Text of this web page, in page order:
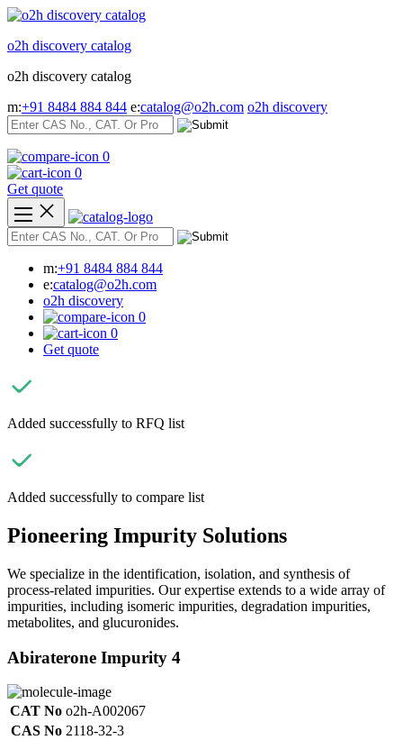
Skip
content
o2h discovery catalog
o2h discovery catalog
m:+91 8484 884 844 e:catalog@o2h.com o2h discovery
0
0
Get quote
m:+91 8484 884 844
e:catalog@o2h.com
o2h discovery
0
0
Get quote
Added successfully to RFQ list
Added successfully to compare list
Pioneering Impurity Solutions
We specialize in the identification, isolation, and synthesis of
process-related impurities. Our expertise extends to a wide array of
impurities, including isomeric impurities, degradation impurities,
metabolites, and glucuronides.
Abiraterone Impurity 4
CAT No o2h-A002067
CAS No 2118-32-3